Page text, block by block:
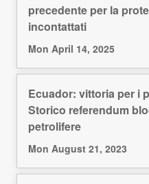
precedente per la
incontattati
Mon April 14, 2025
Ecuador: vittoria per i
Storico referendum
petrolifere
Mon August 21, 2023